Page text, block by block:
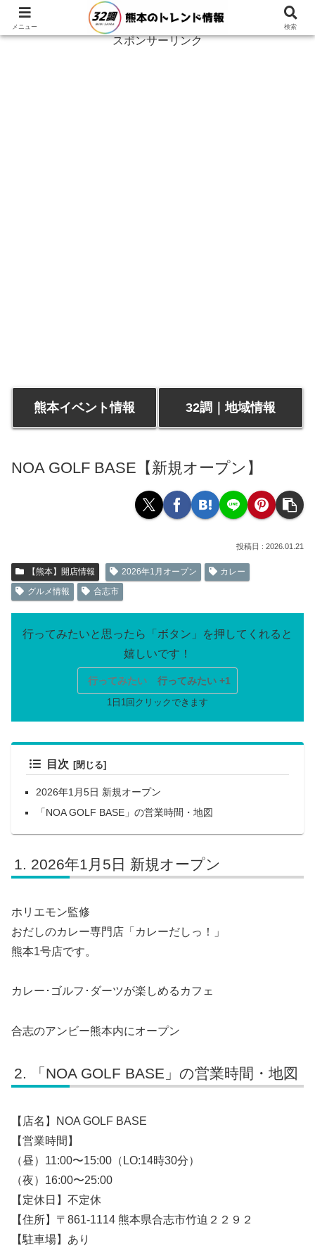
スポンサーリンク
熊本イベント情報 32調｜地域情報
NOA GOLF BASE【新規オープン】
2026.01.21
【熊本】開店情報 2026年1月オープン
カレー
グルメ情報
合志市
行ってみたい 行ってみたい +1
目次
2026年1月5日 新規オープン
「NOA GOLF BASE」の営業時間・地図
2026年1月5日 新規オープン
ホリエモン監修
おだしのカレー専門店「カレーだしっ！」
熊本1号店です。
カレー･ゴルフ･ダーツが楽しめるカフェ
合志のアンビー熊本内にオープン
「NOA GOLF BASE」の営業時間・地図
【店名】NOA GOLF BASE
【営業時間】
（昼）11:00〜15:00（LO:14時30分）
（夜）16:00〜25:00
【定休日】不定休
【住所】〒861-1114 熊本県合志市竹迫２２９２
【駐車場】あり
メニュー 検索